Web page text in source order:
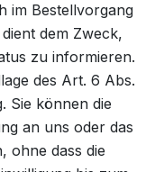
im Bestellvorgang
dem Zweck,
zu informieren.
des Art. 6 Abs.
Sie können die
an uns oder das
ohne dass die